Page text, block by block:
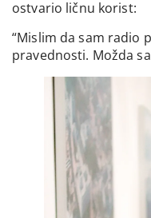
ostvario ličnu korist:
“Mislim da sam radio
pravednosti. Možda